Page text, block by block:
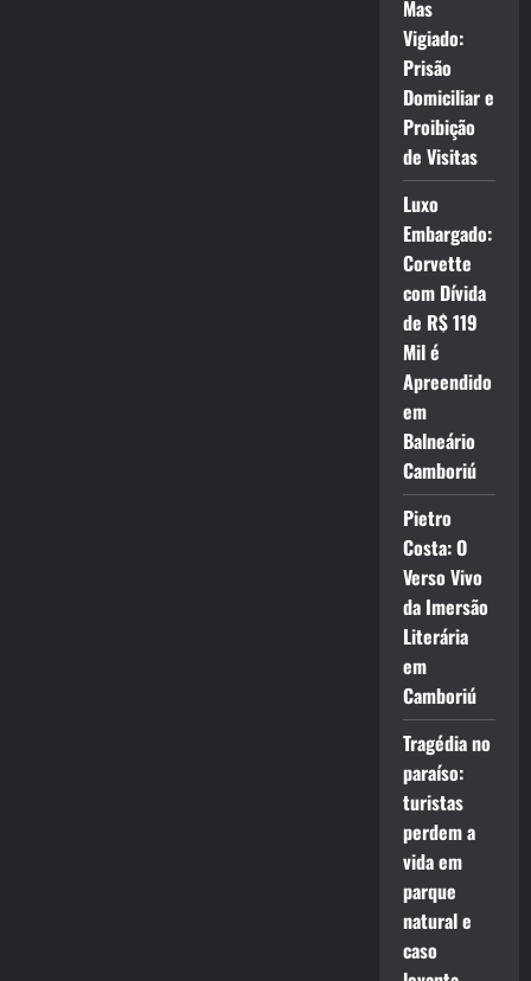
Mas
Vigiado:
Prisão
Domiciliar e
Proibição
de Visitas
Luxo
Embargado:
Corvette
com Dívida
de R$ 119
Mil é
Apreendido
em
Balneário
Camboriú
Pietro
Costa: O
Verso Vivo
da Imersão
Literária
em
Camboriú
Tragédia no
paraíso:
turistas
perdem a
vida em
parque
natural e
caso